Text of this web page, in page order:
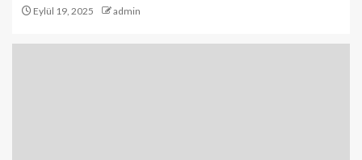
Eylül 19, 2025 admin